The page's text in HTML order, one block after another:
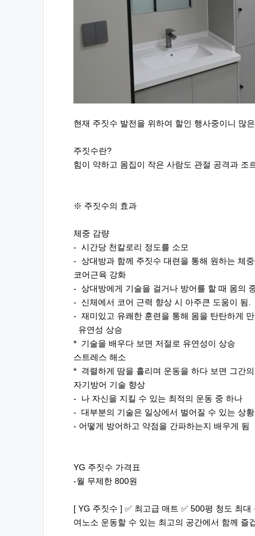
현재 주짓수 발전을 위하여 할인 행사중이니 많
주짓수란?
힘이 약하고 몸집이 작은 사람도 관절 공격과 조
※ 주짓수의 효과
체중 감량
- 시간당 천칼로리 정도를 소모
- 상대방과 함께 주짓수 대련을 통해 원하는 체
코어근육 강화
- 상대방에게 기술을 걸거나 방어를 할 때 몸의
- 신체에서 코어 근력 향상 시 아주큰 도움이 됨.
- 재미있고 유쾌한 훈련을 통해 몸을 탄탄하게
유연성 상승
* 기술을 배우다 보면 저절로 유연성이 상승
스트레스 해소
* 격렬하게 땀을 흘리며 운동을 하다 보면 그간
자기방어 기술 향상
- 나 자신을 지킬 수 있는 최적의 운동 중 하나
- 대부분의 기술은 일상에서 벌어질 수 있는 상
- 어떻게 방어하고 약점을 간파하는지 배우게 됨
YG 주짓수 가격표
-월 무제한 800원
[ YG 주짓수 ] ✅ 최고급 매트 ✅ 500평 청도 최
여노소 운동할 수 있는 최고의 공간에서 함께 즐